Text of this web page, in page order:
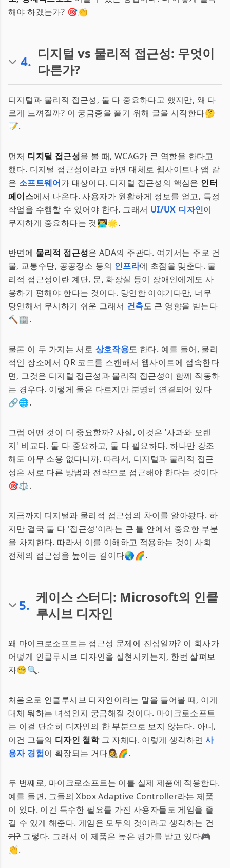
해야 하겠는가? 🎯👏
4. 디지털 vs 물리적 접근성: 무엇이
다른가?
디지털과 물리적 접근성, 둘 다 중요하다고 했지만, 왜 다
르게 느껴질까? 이 궁금증을 풀기 위해 글을 시작한다🤔
📝.
먼저 디지털 접근성을 볼 때, WCAG가 큰 역할을 한다고
했다. 디지털 접근성이라고 하면 대체로 웹사이트나 앱 같
은 소프트웨어가 대상이다. 디지털 접근성의 핵심은 인터
페이스에서 나온다. 사용자가 원활하게 정보를 얻고, 특정
작업을 수행할 수 있어야 한다. 그래서 UI/UX 디자인이
무지하게 중요하다는 것👨‍💻🌟.
반면에 물리적 접근성은 ADA의 주관다. 여기서는 주로 건
물, 교통수단, 공공장소 등의 인프라에 초점을 맞춘다. 물
리적 접근성이란 계단, 문, 화장실 등이 장애인에게도 사
용하기 편해야 한다는 것이다. 당연한 이야기다만,너무
당연해서 무시하기 쉬운그래서 건축도 큰 영향을 받는다
🔨🏢.
물론 이 두 가지는 서로 상호작용도 한다. 예를 들어, 물리
적인 장소에서 QR 코드를 스캔해서 웹사이트에 접속한다
면, 그것은 디지털 접근성과 물리적 접근성이 함께 작동하
는 경우다. 이렇게 둘은 다르지만 분명히 연결되어 있다
🔗🌐.
그럼 어떤 것이 더 중요할까? 사실, 이것은 '사과와 오렌
지' 비교다. 둘 다 중요하고, 둘 다 필요하다. 하나만 강조
해도아무 소용 없다니까. 따라서, 디지털과 물리적 접근
성은 서로 다른 방법과 전략으로 접근해야 한다는 것이다
🎯⚖️.
지금까지 디지털과 물리적 접근성의 차이를 알아봤다. 하
지만 결국 둘 다 '접근성'이라는 큰 틀 안에서 중요한 부분
을 차지한다. 따라서 이를 이해하고 적용하는 것이 사회
전체의 접근성을 높이는 길이다🌏🌈.
5. 케이스 스터디: Microsoft의 인클
루시브 디자인
왜 마이크로소프트는 접근성 문제에 진심일까? 이 회사가
어떻게 인클루시브 디자인을 실현시키는지, 한번 살펴보
자🧐🔍.
처음으로 인클루시브 디자인이라는 말을 들어볼 때, 이게
대체 뭐하는 녀석인지 궁금해질 것이다. 마이크로소프트
는 이걸 단순히 디자인의 한 부분으로 보지 않는다. 아니,
이건 그들의 디자인 철학그 자체다. 이렇게 생각하면사
용자 경험이 확장되는 거다👩‍🎨🌈.
두 번째로, 마이크로소프트는 이를 실제 제품에 적용한다.
예를 들면, 그들의 Xbox Adaptive Controller라는 제품
이 있다. 이건 특수한 필요를 가진 사용자들도 게임을 즐
길 수 있게 해준다.게임은 모두의 것이라고 생각하는 건
가?그렇다. 그래서 이 제품은 높은 평가를 받고 있다🎮
👏.